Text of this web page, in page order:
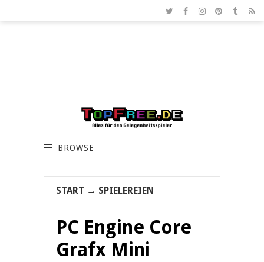
BROWSE
START → SPIELEREIEN
PC Engine Core
Grafx Mini